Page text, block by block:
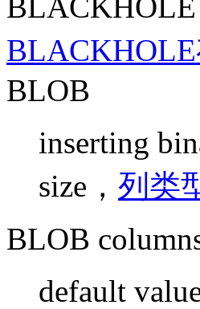
BLOB
inserting
size， 列类
BLOB
default